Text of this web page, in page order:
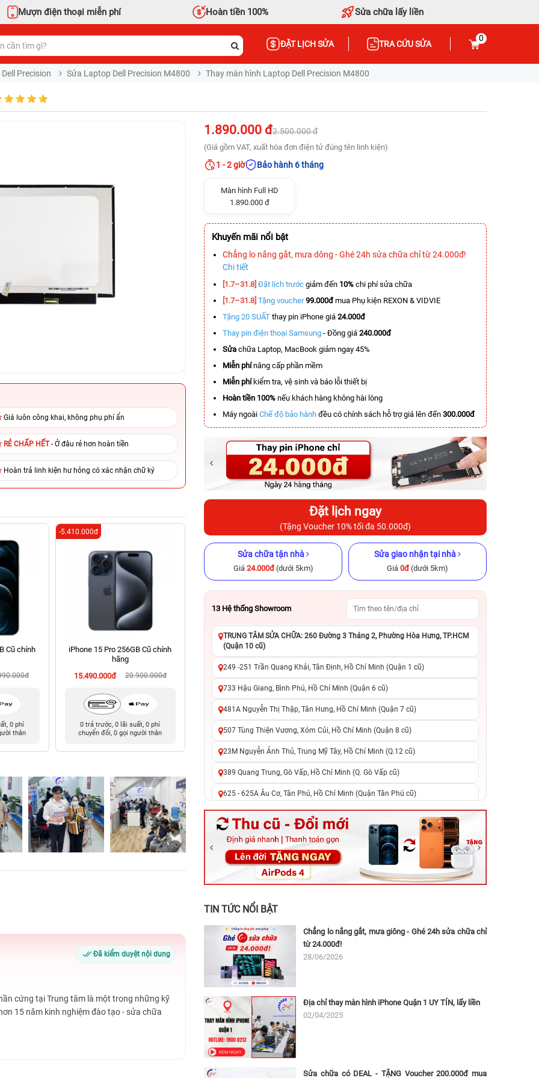
Mượn điện thoại miễn phí Hoàn tiền 100% Sửa chữa lấy liền
ĐẶT LỊCH SỬA TRA CỨU SỬA
0
Precision Sửa Laptop Dell Precision M4800 Thay màn hình Laptop Dell Precision M4800
Giá luôn công khai, không phụ phí ẩn
RẺ CHẤP HẾT- Ở đâu rẻ hơn hoàn tiền
Hoàn trả linh kiện hư hỏng có xác nhận chữ ký
Cũ chính
0 phí
thân
iPhone 15 Pro 256GB Cũ chính
hãng
15.490.000đ
20.900.000đ
-5.410.000đ
0 trả trước, 0 lãi suất, 0 phí
chuyển đổi, 0 gọi người thân
iPhone 11 128GB Cũ chính hãng
4.590.000đ 7.990.000đ
-3.400.000đ
chuyển đổi, 0 gọi người thân
hãng
9.490.000đ
13.990.000đ
-4.500.000đ
chuyển đổi, 0 gọi người thân
-4.509.000đ
Đã kiểm duyệt nội dung
cứng tại Trung tâm là một trong những kỹ
15 năm kinh nghiệm đào tạo - sửa chữa
1.890.000 đ2.500.000 đ
(Giá gồm VAT, xuất hóa đơn điện tử đúng tên linh kiện)
1 - 2 giờ Bảo hành 6 tháng
Màn hình Full HD
1.890.000 đ
Khuyến mãi nổi bật
Chẳng lo nắng gắt, mưa dông - Ghé 24h sửa chữa chỉ từ 24.000đ!
Chi tiết
[1.7–31.8] Đặt lịch trước giảm đến 10% chi phí sửa chữa
[1.7–31.8] Tặng voucher 99.000đmua Phụ kiện REXON & VIDVIE
Tặng 20 SUẤT thay pin iPhone giá 24.000đ
Thay pin điện thoại Samsung - Đồng giá 240.000đ
Sửa chữa Laptop, MacBook giảm ngay 45%
Miễn phínâng cấp phần mềm
Miễn phíkiểm tra, vệ sinh và báo lỗi thiết bị
Hoàn tiền 100% nếu khách hàng không hài lòng
Máy ngoài Chế độ bảo hành đều có chính sách hỗ trợ giá lên đến 300.000đ
Đặt lịch ngay
(Tặng Voucher 10% tối đa 50.000đ)
Sửa chữa tận nhà
Giá 24.000đ(dưới 5km)
Sửa giao nhận tại nhà
Giá 0đ(dưới 5km)
13 Hệ thống Showroom
TRUNG TÂM SỬA CHỮA: 260 Đường 3 Tháng 2, Phường Hòa Hưng, TP.HCM
(Quận 10 cũ)
249 -251 Trần Quang Khải, Tân Định, Hồ Chí Minh (Quận 1 cũ)
733 Hậu Giang, Bình Phú, Hồ Chí Minh (Quận 6 cũ)
481A Nguyễn Thị Thập, Tân Hưng, Hồ Chí Minh (Quận 7 cũ)
507 Tùng Thiện Vương, Xóm Củi, Hồ Chí Minh (Quận 8 cũ)
23M Nguyễn Ảnh Thủ, Trung Mỹ Tây, Hồ Chí Minh (Q.12 cũ)
389 Quang Trung, Gò Vấp, Hồ Chí Minh (Q. Gò Vấp cũ)
625 - 625A Âu Cơ, Tân Phú, Hồ Chí Minh (Quận Tân Phú cũ)
326 Lê Văn Việt, Tăng Nhơn Phú, Hồ Chí Minh (Q.9 TP. Thủ Đức cũ)
256 Võ Văn Ngân, Thủ Đức, Hồ Chí Minh (Bình Thọ, TP. Thủ Đức Cũ)
70 Nguyễn An Ninh, Dĩ An, Hồ Chí Minh (Bình Dương Cũ)
24h Vũng Tàu: 162A Ba Cu, Vũng Tàu, Hồ Chí Minh (TP. Vũng Tàu cũ)
TIN TỨC NỔI BẬT
Chẳng lo nắng gắt, mưa giông - Ghé 24h sửa chữa chỉ
từ 24.000đ!
28/06/2026
Địa chỉ thay màn hình iPhone Quận 1 UY TÍN, lấy liền
02/04/2025
Sửa chữa có DEAL - TẶNG Voucher 200.000đ mua